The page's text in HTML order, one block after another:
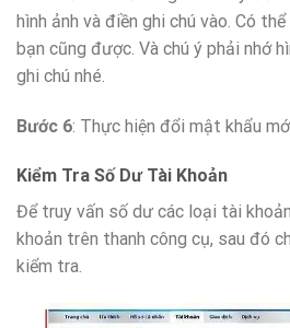
hình ảnh và điền ghi chú vào. Có
bạn cũng được. Và chú ý phải nhớ
ghi chú nhé.
Bước 6: Thực hiện đổi mật khẩu
Kiểm Tra Số Dư Tài Khoản
Để truy vấn số dư các loại tài
khoản trên thanh công cụ, sau đó
kiểm tra.